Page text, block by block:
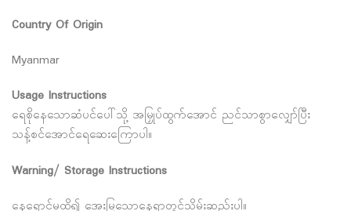
Country Of Origin
Myanmar
Usage Instructions
ရေစိုနေသောဆံပင်ပေါ်သို့ အမြှုပ်ထွက်အောင် ညင်သာစွာလျှော်ပြီး
သန့်စင်အောင်ရေဆေးကြောပါ။
Warning/ Storage Instructions
နေရောင်မထိ၍ အေးမြသောနေရာတွင်သိမ်းဆည်းပါ။